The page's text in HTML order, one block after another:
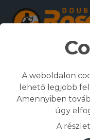
Kezdőlap
Összes termék
Munkaruházat
póló, ing, blúz
A weboldalon
lehető legjobb
Amennyiben
úgy
A